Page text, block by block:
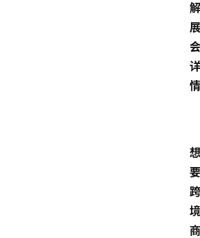
解
展
会
详
情
想
要
跨
境
商